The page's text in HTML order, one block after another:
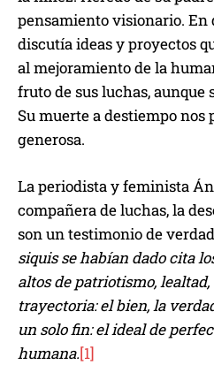
pensamiento visionario. En
discutía ideas y proyectos
al mejoramiento de la
fruto de sus luchas,
Su muerte a destiempo nos
generosa.
La periodista y feminista
compañera de luchas, la
son un testimonio de
siquis se habían dado cita
altos de patriotismo,
trayectoria: el bien, la
un solo fin: el ideal de
humana.[1]